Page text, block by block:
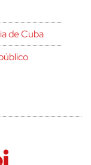
de Cuba